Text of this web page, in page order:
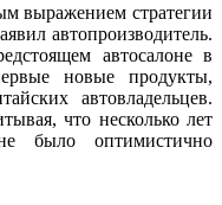
выражением стратегии
автопроизводитель.
автосалоне в
новые продукты,
автовладельцев.
что несколько лет
было оптимистично